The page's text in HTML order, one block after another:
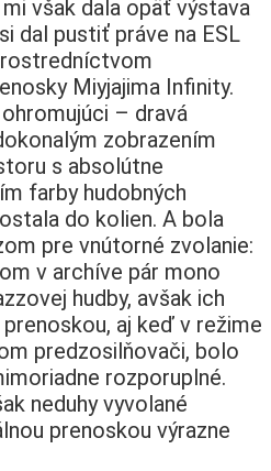
však dala opäť výstava
dal pustiť práve na ESL
Miyjajima Infinity.
– dravá
zobrazením
s absolútne
farby hudobných
do kolien. A bola
pre vnútorné zvolanie:
v archíve pár mono
hudby, avšak ich
aj keď v režime
predzosilňovači, bolo
rozporuplné.
neduhy vyvolané
prenoskou výrazne